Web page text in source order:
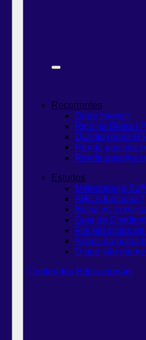
Recorrentes
Onde Investir
Rico na Bolsa |
Quanto rende
Renda passiva
Renda passiva
Estudos
Metodologia
ARCA funciona?
Bolsa vs. corte
Guia de
Fiis em ciclos
Ações da bolsa
O que são
Conteúdos Educacionais